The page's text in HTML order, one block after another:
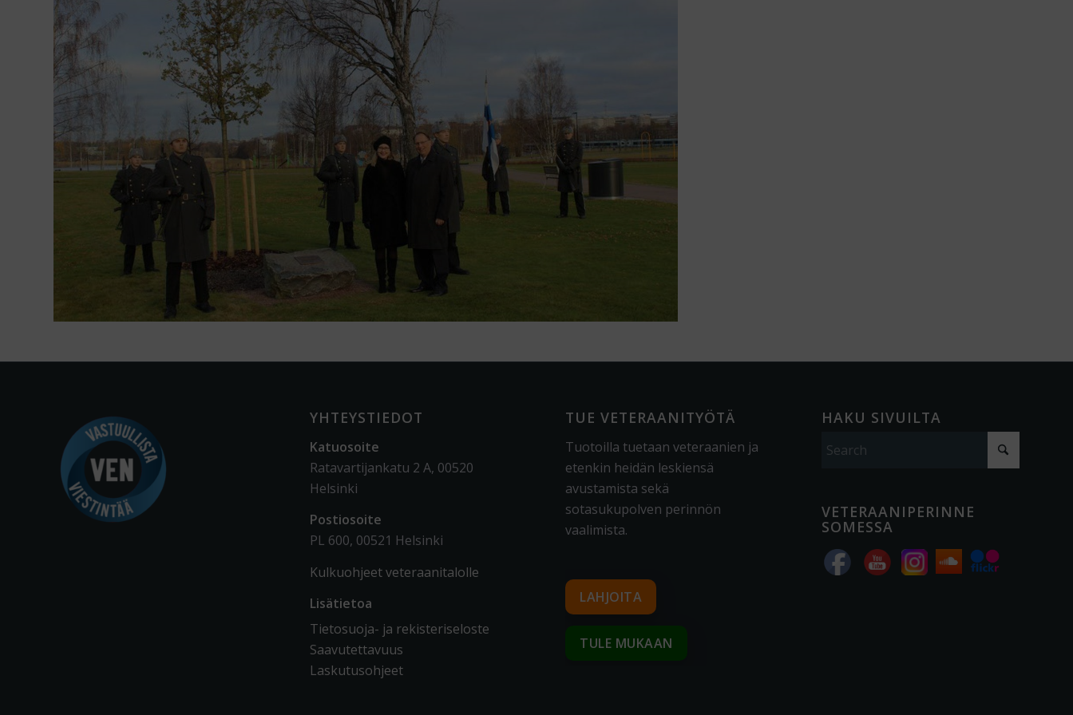
YHTEYSTIEDOT
Katuosoite
Ratavartijankatu 2 A, 00520
Helsinki
Postiosoite
PL 600, 00521 Helsinki
Kulkuohjeet veteraanitalolle
Lisätietoa
Tietosuoja- ja rekisteriseloste
Saavutettavuus
Laskutusohjeet
TUE VETERAANITYÖTÄ
Tuotoilla tuetaan veteraanien ja
etenkin heidän leskiensä
avustamista sekä
sotasukupolven perinnön
vaalimista.
LAHJOITA
TULE MUKAAN
HAKU SIVUILTA
VETERAANIPERINNE
SOMESSA